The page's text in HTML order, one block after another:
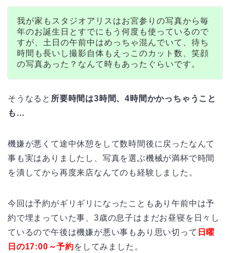
我が家もスタジオアリスはお宮参りの写真から毎
年のお誕生日とすでにもう何度も使っているので
すが、土日の午前中はめっちゃ混んでいて、待ち
時間も長いし撮影自体もえっこのカット数、笑顔
の写真あった？なんて時もあったぐらいです。
そうなると 所要時間は3時間、4時間かかっちゃうこと
も…
機嫌が悪くて途中休憩をして数時間後に戻ったなんて
事も実はありましたし、写真を選ぶ機械が満杯で時間
を潰してから再度来店なんてのも経験しました。
今回は予約がギリギリになったこともあり午前中は予
約で埋まっていた事、3歳の息子はまだお昼寝を日々し
ているので午後は機嫌が悪い事もあり思い切って 日曜
日の17:00～予約をしてみました。